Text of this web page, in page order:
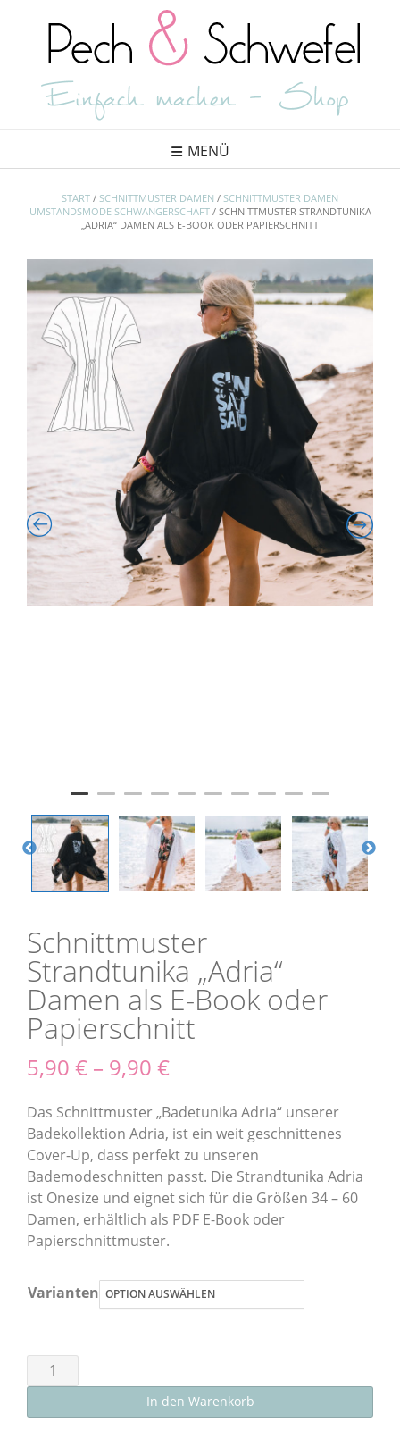
content
MENÜ
START / SCHNITTMUSTER DAMEN / SCHNITTMUSTER DAMEN
UMSTANDSMODE SCHWANGERSCHAFT/ SCHNITTMUSTER STRANDTUNIKA
„ADRIA“ DAMEN ALS E-BOOK ODER PAPIERSCHNITT
Schnittmuster
Strandtunika „Adria“
Damen als E-Book oder
Papierschnitt
5,90 € – 9,90 €
Das Schnittmuster „Badetunika Adria“ unserer
Badekollektion Adria, ist ein weit geschnittenes
Cover-Up, dass perfekt zu unseren
Bademodeschnitten passt. Die Strandtunika Adria
ist Onesize und eignet sich für die Größen 34 – 60
Damen, erhältlich als PDF E-Book oder
Papierschnittmuster.
Varianten
Schnittmuster
Strandtunika
"Adria"
In den Warenkorb